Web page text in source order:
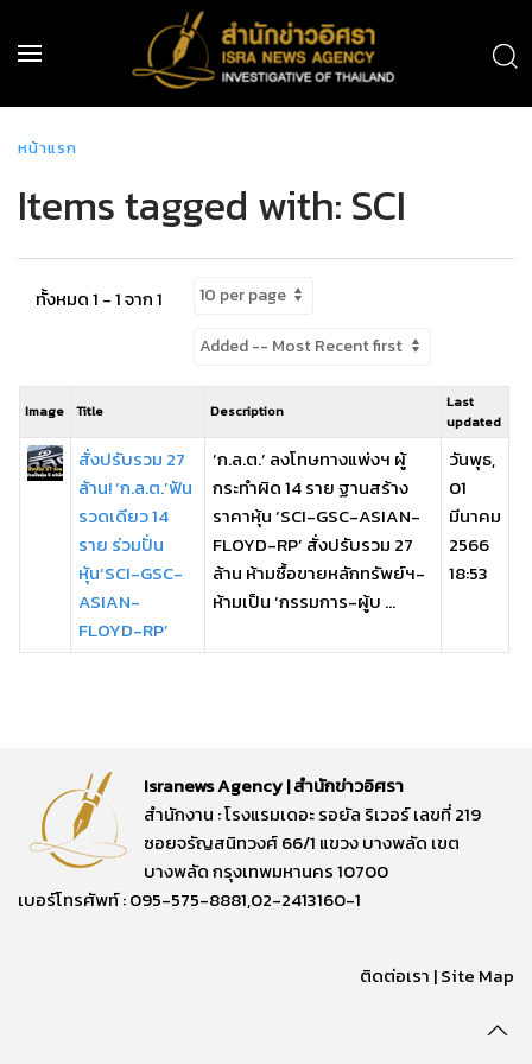
หน้าแรก
Items tagged with: SCI
ทั้งหมด 1 - 1 จาก 1
Image Title Description
Last
updated
สั่งปรับรวม 27
ล้าน! ‘ก.ล.ต.’ฟัน
รวดเดียว 14
ราย ร่วมปั่น
หุ้น‘SCI-GSC-
ASIAN-
FLOYD-RP’
‘ก.ล.ต.’ ลงโทษทางแพ่งฯ ผู้
กระทำผิด 14 ราย ฐานสร้าง
ราคาหุ้น ‘SCI-GSC-ASIAN-
FLOYD-RP’ สั่งปรับรวม 27
ล้าน ห้ามซื้อขายหลักทรัพย์ฯ-
ห้ามเป็น ‘กรรมการ-ผู้บ ...
วันพุธ,
01
มีนาคม
2566
18:53
Isranews Agency | สำนักข่าวอิศรา
สำนักงาน : โรงแรมเดอะ รอยัล ริเวอร์ เลขที่ 219
ซอยจรัญสนิทวงศ์ 66/1 แขวง บางพลัด เขต
บางพลัด กรุงเทพมหานคร 10700
เบอร์โทรศัพท์ : 095-575-8881,02-2413160-1
ติดต่อเรา |Site Map